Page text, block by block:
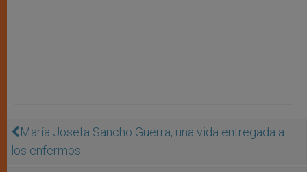
María Josefa Sancho Guerra, una vida entregada a
los enfermos